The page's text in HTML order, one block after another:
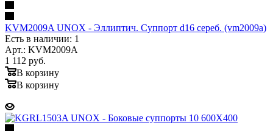
KVM2009A UNOX - Эллиптич. Суппорт d16 сереб. (vm2009a)
Есть в наличии: 1
Арт.: KVM2009A
1 112 руб.
В корзину
В корзину